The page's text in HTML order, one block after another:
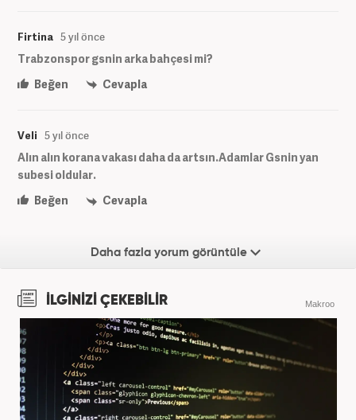
Firtina 5 yıl önce
Trabzonspor gsnin arka bahçesi mi?
Beğen
Cevapla
Veli 5 yıl önce
Alın alın korana vakası daha da artsın.Adamlar Gsnin yan
subesi oldular.
Beğen
Cevapla
Daha fazla yorum görüntüle
İLGİNİZİ ÇEKEBİLİR Makroo